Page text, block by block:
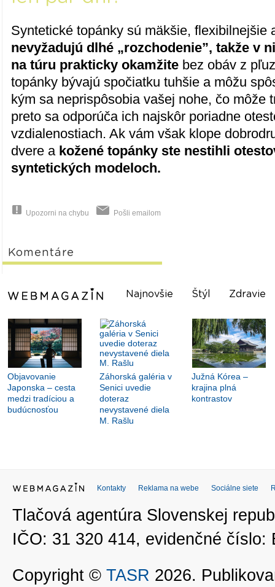
Syntetické topánky sú mäkšie, flexibilnejšie
nevyžadujú dlhé „rozchodenie”, takže v
na túru prakticky okamžite bez obáv z
topánky bývajú spočiatku tuhšie a môžu
kým sa neprispôsobia vašej nohe, čo môže
preto sa odporúča ich najskôr poriadne
vzdialenostiach. Ak vám však klope
dvere a kožené topánky ste nestihli
syntetických modeloch.
Upozorni na chybu Pošli emailom
Komentáre
Najnovšie Štýl Zdravie
Objavovanie
Japonska – cesta
medzi tradíciou a
budúcnosťou
Záhorská galéria v
Senici uvedie
doteraz
nevystavené diela
M. Rašlu
Južná Kórea –
krajina plná
kontrastov
Kontakty Reklama na webe Sociálne siete
Tlačová agentúra Slovenskej
IČO: 31 320 414, evidenčné číslo:
Copyright © TASR 2026.